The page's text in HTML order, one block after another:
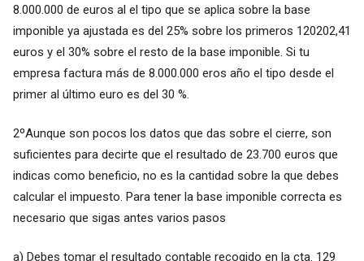
8.000.000 de euros al el tipo que se aplica sobre la base
imponible ya ajustada es del 25% sobre los primeros 120202,41
euros y el 30% sobre el resto de la base imponible. Si tu
empresa factura más de 8.000.000 eros año el tipo desde el
primer al último euro es del 30 %.
2ºAunque son pocos los datos que das sobre el cierre, son
suficientes para decirte que el resultado de 23.700 euros que
indicas como beneficio, no es la cantidad sobre la que debes
calcular el impuesto. Para tener la base imponible correcta es
necesario que sigas antes varios pasos
a) Debes tomar el resultado contable recogido en la cta. 129